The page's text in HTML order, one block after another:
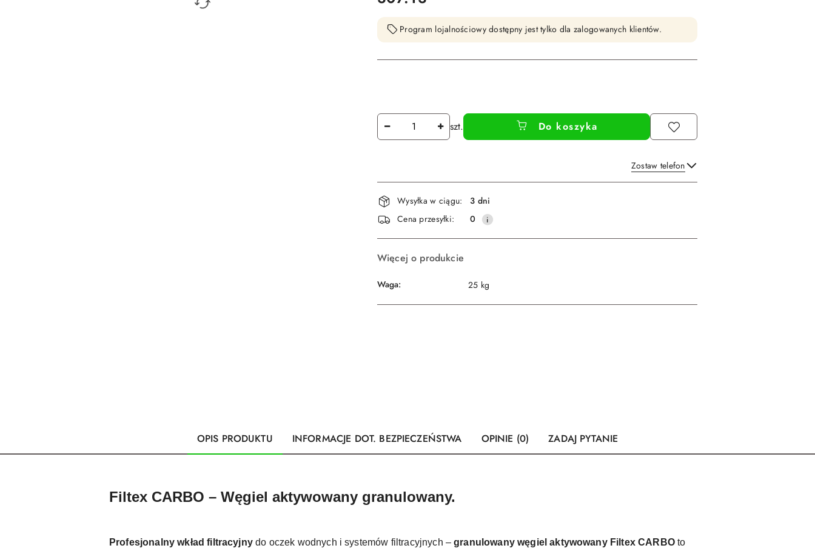
Program lojalnościowy dostępny jest tylko dla zalogowanych klientów.
Ilość szt. Do koszyka
Zostaw telefon
Wyślij
Dostępność
i
dostawa
Wysyłka w ciągu:
3 dni
Cena przesyłki:
0
Więcej o produkcie
Waga: 25 kg
OPIS PRODUKTU INFORMACJE DOT. BEZPIECZEŃSTWA OPINIE (0) ZADAJ PYTANIE
Filtex CARBO – Węgiel aktywowany granulowany.
Profesjonalny wkład filtracyjnydo oczek wodnych i systemów filtracyjnych –granulowany węgiel aktywowany Filtex CARBOto